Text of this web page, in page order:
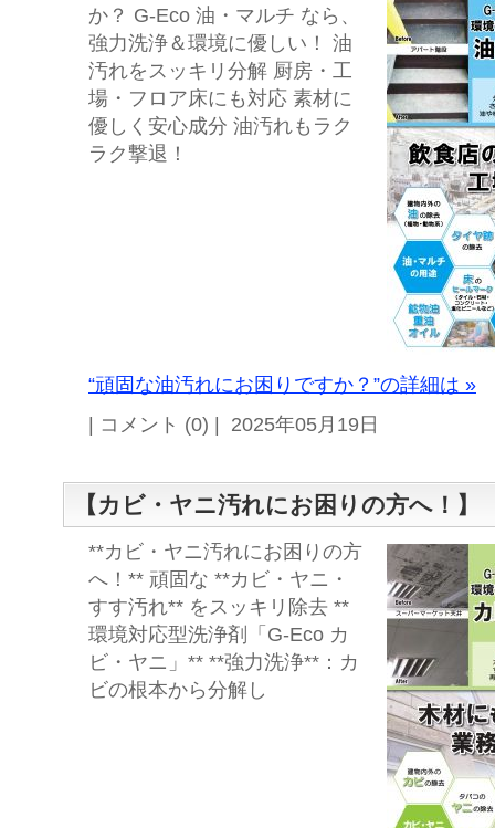
か？ G-Eco 油・マルチ なら、
強力洗浄＆環境に優しい！ 油
汚れをスッキリ分解 厨房・工
場・フロア床にも対応 素材に
優しく安心成分 油汚れもラク
ラク撃退！
“頑固な油汚れにお困りですか？”の詳細は »
| コメント (0) | 2025年05月19日
【カビ・ヤニ汚れにお困りの方へ！】
**カビ・ヤニ汚れにお困りの方
へ！** 頑固な **カビ・ヤニ・
すす汚れ** をスッキリ除去 **
環境対応型洗浄剤「G-Eco カ
ビ・ヤニ」** **強力洗浄**：カ
ビの根本から分解し